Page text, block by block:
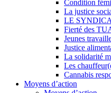
Condition
La justice
LE
Fierté des
Jeunes
Justice
La solidarité
Les
Cannabis
Moyens d’action